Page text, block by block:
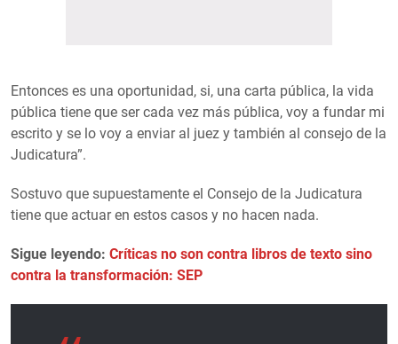
Entonces es una oportunidad, si, una carta pública, la vida
pública tiene que ser cada vez más pública, voy a fundar mi
escrito y se lo voy a enviar al juez y también al consejo de la
Judicatura”.
Sostuvo que supuestamente el Consejo de la Judicatura
tiene que actuar en estos casos y no hacen nada.
Sigue leyendo: Críticas no son contra libros de texto sino
contra la transformación: SEP